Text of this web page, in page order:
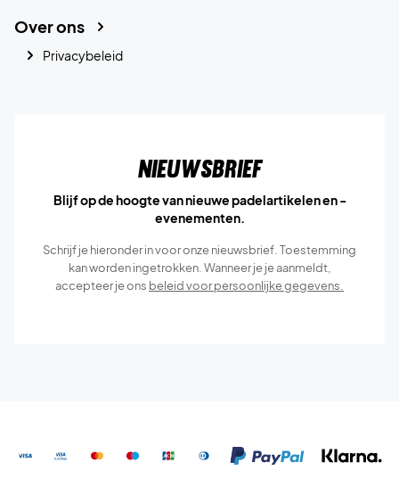
Over ons
Privacybeleid
Nieuwsbrief
Blijf op de hoogte van nieuwe padelartikelen en -
evenementen.
Schrijf je hieronder in voor onze nieuwsbrief. Toestemming
kan worden ingetrokken. Wanneer je je aanmeldt,
accepteer je ons beleid voor persoonlijke gegevens.